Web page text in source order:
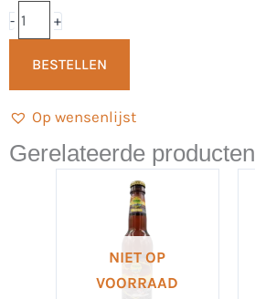
- Bierclub
aantal
+
BESTELLEN
Op wensenlijst
Gerelateerde producten
NIET OP
VOORRAAD